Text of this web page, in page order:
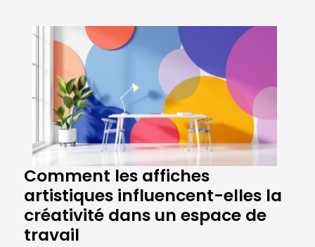
Comment les affiches
artistiques influencent-elles la
créativité dans un espace de
travail